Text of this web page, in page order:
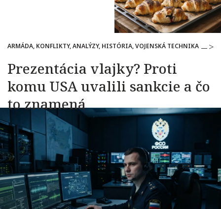
ARMÁDA, KONFLIKTY, ANALÝZY, HISTÓRIA, VOJENSKÁ TECHNIKA